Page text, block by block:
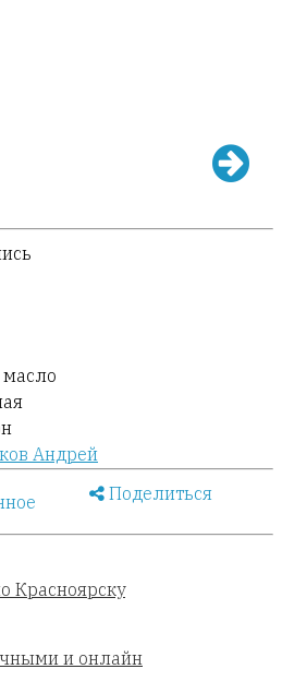
масло
Андрей
Поделиться
Красноярску
и онлайн